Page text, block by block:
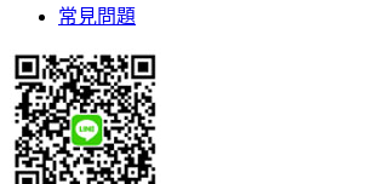
常見問題